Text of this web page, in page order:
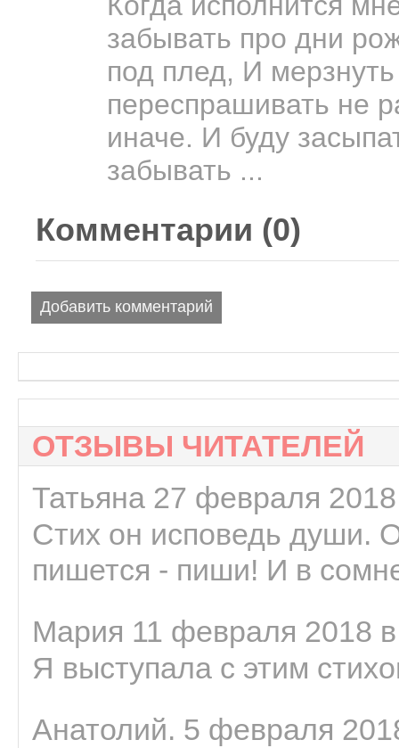
забывать про дни
под плед, И
переспрашивать не
иначе. И буду
забывать ...
Комментарии (0)
Добавить комментарий
ОТЗЫВЫ ЧИТАТЕЛЕЙ
Татьяна 27 февраля
Стих он исповедь души.
пишется - пиши! И в
Мария 11 февраля 2018
Я выступала с этим
Анатолий. 5 февраля